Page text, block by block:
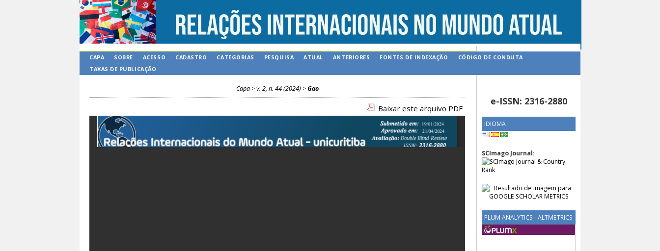
e-ISSN: 2316-2880
IDIOMA
SCImago Journal:
PLUM ANALYTICS - ALTMETRICS
CAPA SOBRE ACESSO CADASTRO CATEGORIAS PESQUISA ATUAL ANTERIORES FONTES DE INDEXAÇÃO
CÓDIGO DE CONDUTA
TAXAS DE PUBLICAÇÃO
Capa>v. 2, n. 44 (2024) >Gao
Baixar este arquivo PDF